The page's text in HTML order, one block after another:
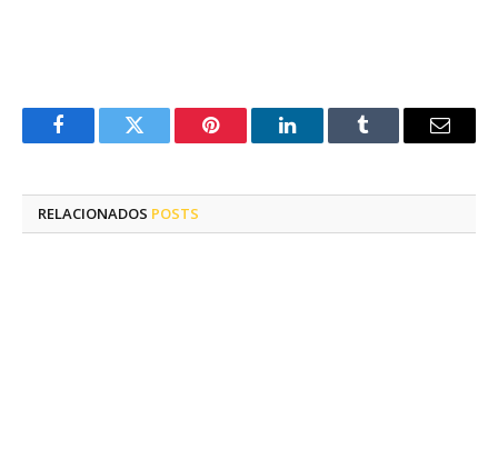
FacebookTwitter Pinterest LinkedInTumblr
E-
RELACIONADOS POSTS